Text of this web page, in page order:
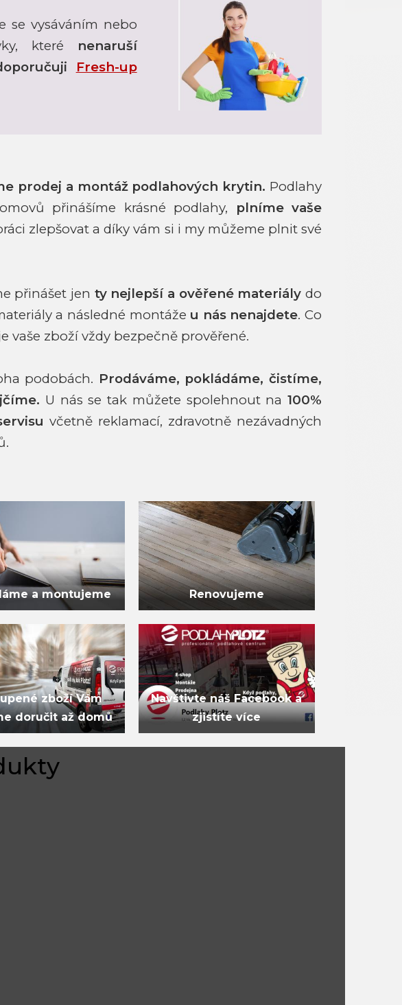
se vysáváním nebo
které
nenaruší
Fresh-up
prodej a montáž podlahových krytin. Podlahy
přinášíme krásné podlahy,
plníme vaše
zlepšovat a díky vám si i my můžeme plnit své
přinášet jen ty nejlepší a ověřené materiály do
a následné montáže u nás nenajdete. Co
vaše zboží vždy bezpečně prověřené.
podobách. Prodáváme, pokládáme, čistíme,
U nás se tak můžete spolehnout na100%
včetně reklamací, zdravotně nezávadných
a montujeme Renovujeme
zboží Vám
doručit až domů
Navštivte náš Facebook a
zjistíte více